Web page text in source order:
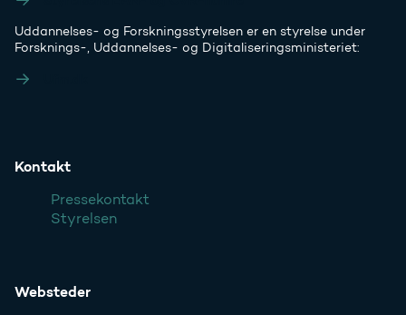
Uddannelses- og Forskningsstyrelsen er en styrelse under
Forsknings-, Uddannelses- og Digitaliseringsministeriet:
Kontakt
Pressekontakt
Styrelsen
Websteder